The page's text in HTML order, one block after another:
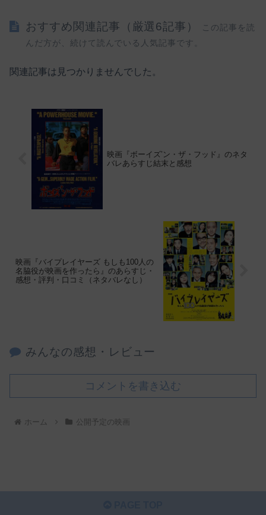
おすすめ関連記事（厳選6記事）
この記事を読
んだ方が、続けて読んでいる人気記事です。
関連記事は見つかりませんでした。
映画『ボーイズ’ン・ザ・フッド』のネタ
バレあらすじ結末と感想
映画『バイプレイヤーズ もしも100人の
名脇役が映画を作ったら』のあらすじ・
感想・評判・口コミ（ネタバレなし）
みんなの感想・レビュー
コメントを書き込む
ホーム 公開予定の映画